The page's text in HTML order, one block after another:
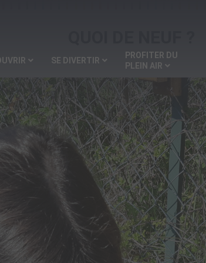
SE DIVERTIR
PROFITER DU
PLEIN AIR